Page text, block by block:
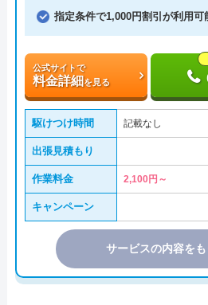
指定条件で1,000円割引が利用可
公式サイトで
料金詳細を見る
駆けつけ時間 記載なし
出張見積もり
作業料金 2,100円～
キャンペーン
サービスの内容を